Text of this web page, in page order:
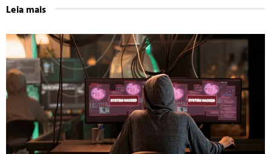
Leia mais